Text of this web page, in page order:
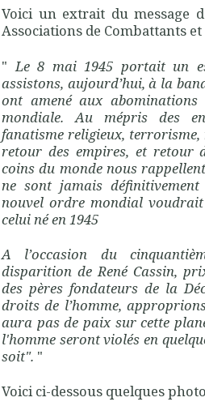
Voici un extrait du message
Associations de Combattants
" Le 8 mai 1945 portait un
assistons, aujourd’hui, à la
ont amené aux abominations
mondiale. Au mépris des
fanatisme religieux, terrorisme,
retour des empires, et retour
coins du monde nous
ne sont jamais définitivement
nouvel ordre mondial
celui né en 1945
A l’occasion du
disparition de René Cassin,
des pères fondateurs de la
droits de l’homme,
aura pas de paix sur cette
l'homme seront violés en
soit". "
Voici ci-dessous quelques